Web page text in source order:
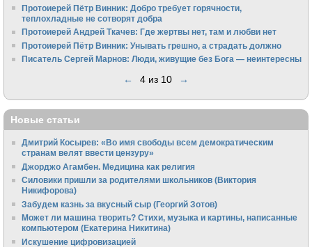
Протоиерей Пётр Винник: Добро требует горячности,
теплохладные не сотворят добра
Протоиерей Андрей Ткачев: Где жертвы нет, там и любви нет
Протоиерей Пётр Винник: Унывать грешно, а страдать должно
Писатель Сергей Марнов: Люди, живущие без Бога — неинтересны
← 4 из 10 →
Новые статьи
Дмитрий Косырев: «Во имя свободы всем демократическим
странам велят ввести цензуру»
Джорджо Агамбен. Медицина как религия
Силовики пришли за родителями школьников (Виктория
Никифорова)
Забудем казнь за вкусный сыр (Георгий Зотов)
Может ли машина творить? Стихи, музыка и картины, написанные
компьютером (Екатерина Никитина)
Искушение цифровизацией